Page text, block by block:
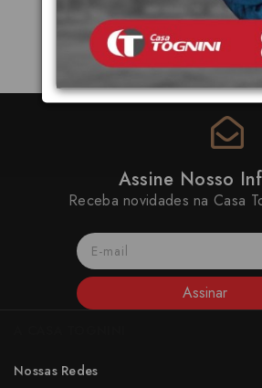
Assine Nosso
Receba novidades na Casa
Assinar
Nossas Redes